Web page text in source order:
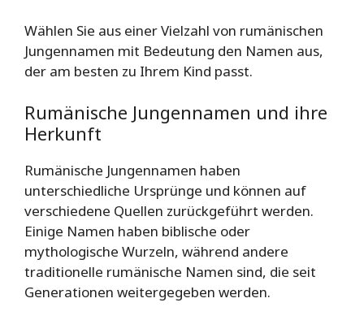
Wählen Sie aus einer Vielzahl von rumänischen
Jungennamen mit Bedeutung den Namen aus,
der am besten zu Ihrem Kind passt.
Rumänische Jungennamen und ihre
Herkunft
Rumänische Jungennamen haben
unterschiedliche Ursprünge und können auf
verschiedene Quellen zurückgeführt werden.
Einige Namen haben biblische oder
mythologische Wurzeln, während andere
traditionelle rumänische Namen sind, die seit
Generationen weitergegeben werden.